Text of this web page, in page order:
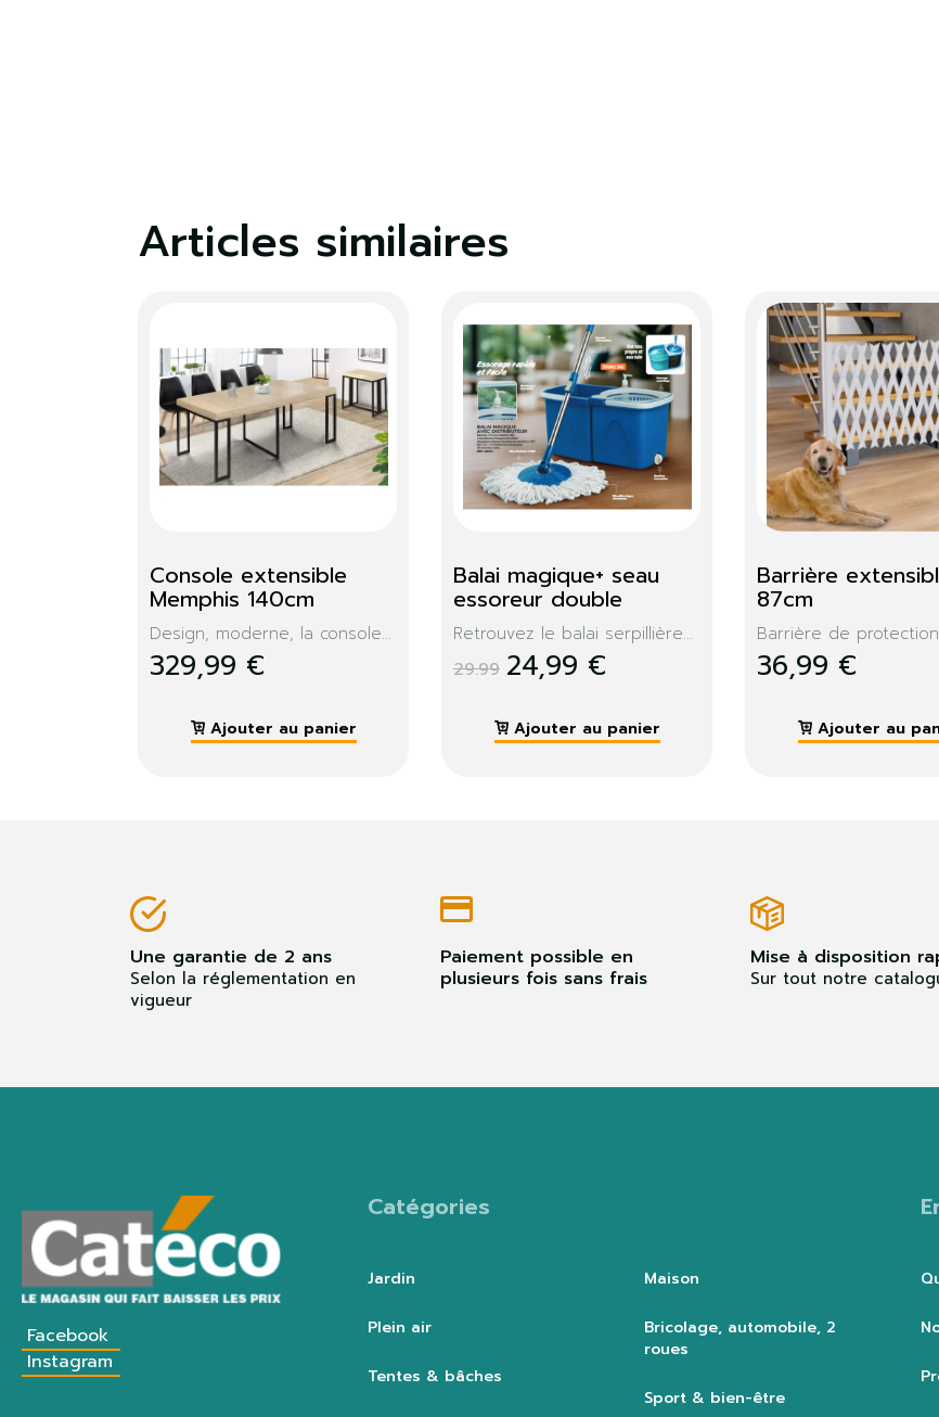
Articles similaires
Console Memphis +
miroir
Cette console aux lignes
épurées...
99,99 €
Ajouter au panier
Dressing double
Memphis
Ce meuble porte manteau
119,99 €
Ajouter au panier
Console
Memphis 300cm
Design, moderne, la
319,99 €
Ajouter au
Une garantie de 2 ans
Selon la réglementation en
vigueur
Paiement possible en
plusieurs fois sans frais
Mise à disposition
Sur tout notre
Facebook
Instagram
Catégories
Jardin
Plein air
Tentes & bâches
Maison
Bricolage, automobile, 2
roues
Sport & bien-être